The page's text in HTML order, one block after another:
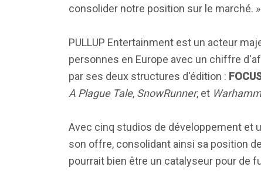
consolider notre position sur le marché. »
PULLUP Entertainment est un acteur
personnes en Europe avec un chiffre
par ses deux structures d'édition :
A Plague Tale, SnowRunner, et
Avec cinq studios de développement et
son offre, consolidant ainsi sa position
pourrait bien être un catalyseur pour de